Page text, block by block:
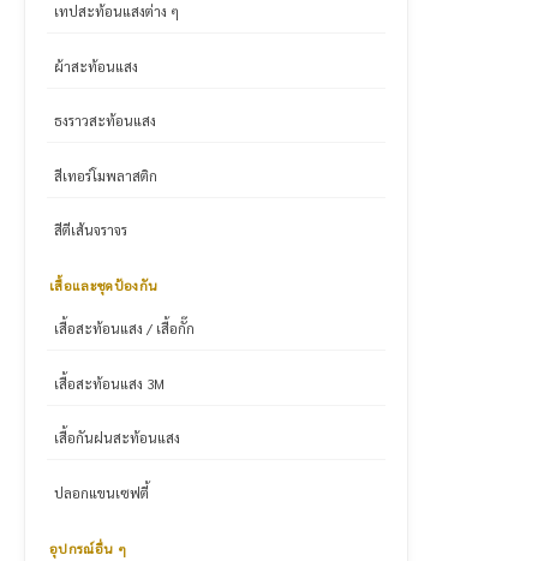
เทปสะท้อนแสงต่าง ๆ
ผ้าสะท้อนแสง
ธงราวสะท้อนแสง
สีเทอร์โมพลาสติก
สีตีเส้นจราจร
เสื้อและชุดป้องกัน
เสื้อสะท้อนแสง / เสื้อกั๊ก
เสื้อสะท้อนแสง 3M
เสื้อกันฝนสะท้อนแสง
ปลอกแขนเซฟตี้
อุปกรณ์อื่น ๆ